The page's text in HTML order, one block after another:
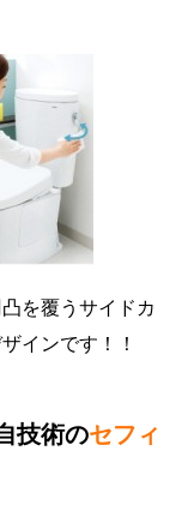
を覆うサイドカ
インです！！
技術のセフィ